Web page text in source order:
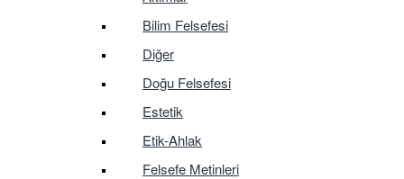
Bilim Felsefesi
Diğer
Doğu Felsefesi
Estetik
Etik-Ahlak
Felsefe Metinleri